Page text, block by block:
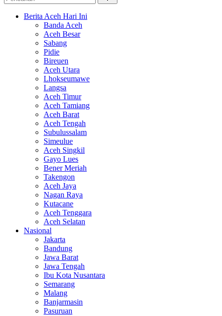
Berita Aceh Hari Ini
Banda Aceh
Aceh Besar
Sabang
Pidie
Bireuen
Aceh Utara
Lhokseumawe
Langsa
Aceh Timur
Aceh Tamiang
Aceh Barat
Aceh Tengah
Subulussalam
Simeulue
Aceh Singkil
Gayo Lues
Bener Meriah
Takengon
Aceh Jaya
Nagan Raya
Kutacane
Aceh Tenggara
Aceh Selatan
Nasional
Jakarta
Bandung
Jawa Barat
Jawa Tengah
Ibu Kota Nusantara
Semarang
Malang
Banjarmasin
Pasuruan